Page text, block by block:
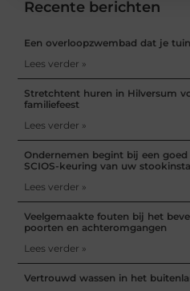
Recente berichten
Een overloopzwembad dat je
Lees verder »
Stretchtent huren in Hilversum
familiefeest
Lees verder »
Ondernemen begint bij een goed
SCIOS-keuring van uw
Lees verder »
Veelgemaakte fouten bij het
poorten en achteromgangen
Lees verder »
Vertrouwd wassen in het